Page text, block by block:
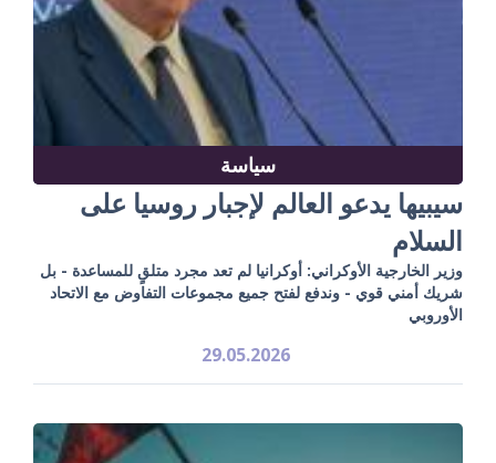
سياسة
سيبيها يدعو العالم لإجبار روسيا على
السلام
وزير الخارجية الأوكراني: أوكرانيا لم تعد مجرد متلقٍ للمساعدة - بل
شريك أمني قوي - وندفع لفتح جميع مجموعات التفاوض مع الاتحاد
الأوروبي
29.05.2026